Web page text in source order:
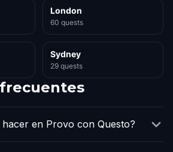
London
60 quests
Sydney
29 quests
hacer en Provo con Questo?